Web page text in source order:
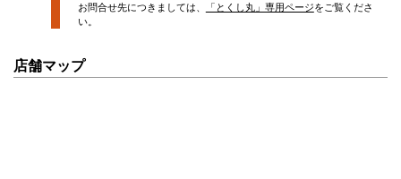
お問合せ先につきましては、 「とくし丸」専用ページをご覧くださ
い。
店舗マップ